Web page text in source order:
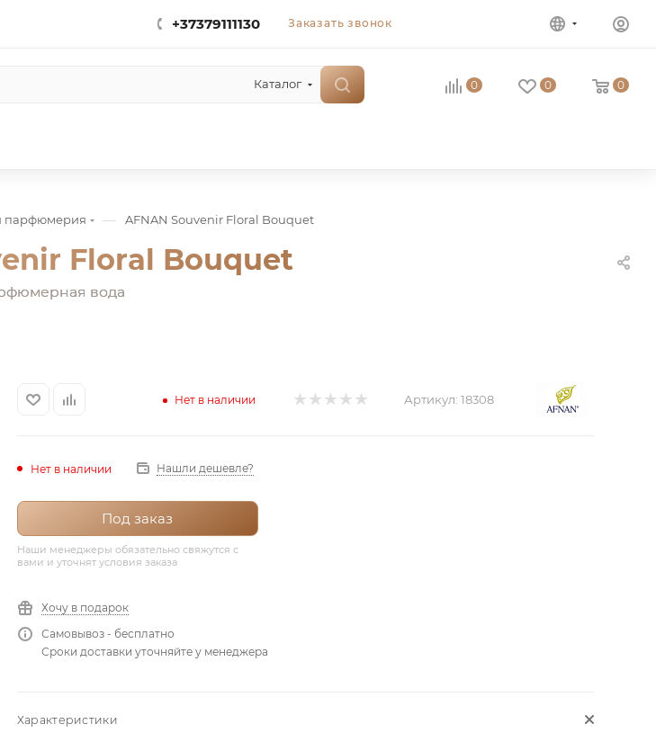
+37379111130 Заказать звонок
Каталог 0 0 0
парфюмерия — AFNAN Souvenir Floral Bouquet
Floral Bouquet
вода
Нет в наличии Артикул: 18308
Нет в наличии Нашли дешевле?
Под заказ
Наши менеджеры обязательно свяжутся с
вами и уточнят условия заказа
Хочу в подарок
Самовывоз - бесплатно
Сроки доставки уточняйте у менеджера
Характеристики